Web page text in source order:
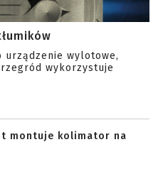
urządzenie wylotowe,
wykorzystuje
montuje kolimator na